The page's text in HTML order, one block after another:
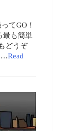
てGO！
最も簡単
どうぞ
…Read